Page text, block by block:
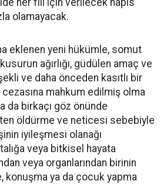
olamayacak.
eklenen yeni hükümle, somut
ağırlığı, güdülen amaç ve
ve daha önceden kasıtlı bir
mahkum edilmiş olma
da birkaçı göz önünde
öldürme ve neticesi sebebiyle
iyileşmesi olanağı
veya bitkisel hayata
veya organlarından birinin
konuşma ya da çocuk yapma